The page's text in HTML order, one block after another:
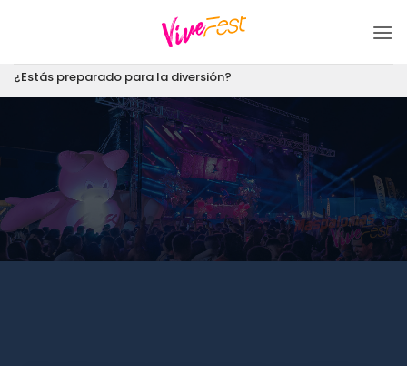
¿Estás preparado para la diversión?